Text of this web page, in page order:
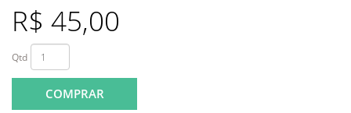
R$ 45,00
Qtd
COMPRAR